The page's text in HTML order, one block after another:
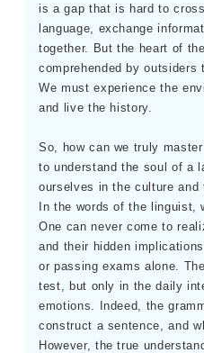
is a gap that is hard to
language, exchange
together. But the heart of
comprehended by outsiders
We must experience the
and live the history.
So, how can we truly
to understand the soul of a
ourselves in the culture and
In the words of the linguist,
One can never come to
and their hidden
or passing exams alone.
test, but only in the daily
emotions. Indeed, the
construct a sentence, and
However, the true